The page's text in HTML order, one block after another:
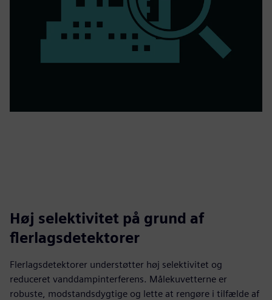
Høj selektivitet på grund af
flerlagsdetektorer
Flerlagsdetektorer understøtter høj selektivitet og
reduceret vanddampinterferens. Målekuvetterne er
robuste, modstandsdygtige og lette at rengøre i tilfælde af